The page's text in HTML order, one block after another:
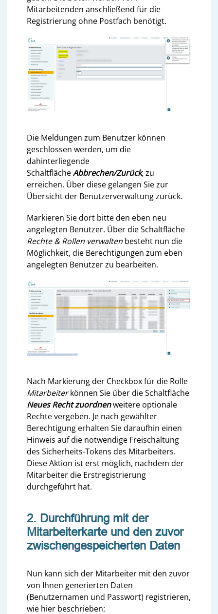
Mitarbeitenden anschließend für die
Registrierung ohne Postfach benötigt.
Die Meldungen zum Benutzer können
geschlossen werden, um die
dahinterliegende
SchaltflächeAbbrechen/Zurück, zu
erreichen. Über diese gelangen Sie zur
Übersicht der Benutzerverwaltung zurück.
Markieren Sie dort bitte den eben neu
angelegten Benutzer. Über die Schaltfläche
Rechte & Rollen verwalten besteht nun die
Möglichkeit, die Berechtigungen zum eben
angelegten Benutzer zu bearbeiten.
Nach Markierung der Checkbox für die Rolle
Mitarbeiterkönnen Sie über die Schaltfläche
Neues Recht zuordnenweitere optionale
Rechte vergeben. Je nach gewählter
Berechtigung erhalten Sie daraufhin einen
Hinweis auf die notwendige Freischaltung
des Sicherheits-Tokens des Mitarbeiters.
Diese Aktion ist erst möglich, nachdem der
Mitarbeiter die Erstregistrierung
durchgeführt hat.
2. Durchführung mit der
Mitarbeiterkarte und den zuvor
zwischengespeicherten Daten
Nun kann sich der Mitarbeiter mit den zuvor
von Ihnen generierten Daten
(Benutzernamen und Passwort) registrieren,
wie hier beschrieben: